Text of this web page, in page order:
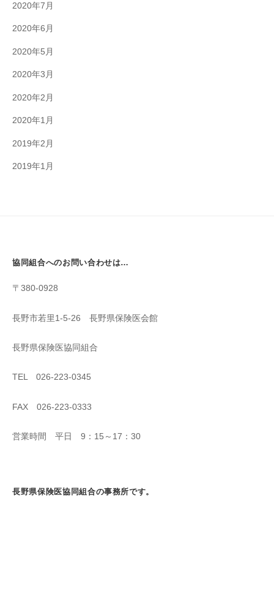
2020年7月
2020年6月
2020年5月
2020年3月
2020年2月
2020年1月
2019年2月
2019年1月
協同組合へのお問い合わせは…
〒380-0928
長野市若里1-5-26 長野県保険医会館
長野県保険医協同組合
TEL 026-223-0345
FAX 026-223-0333
営業時間 平日 9：15～17：30
長野県保険医協同組合の事務所です。